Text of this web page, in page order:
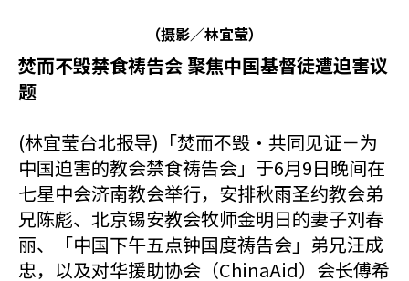
（摄影／林宜莹）
焚而不毁禁食祷告会 聚焦中国基督徒遭迫害议
题
(林宜莹台北报导)「焚而不毁・共同见证－为
中国迫害的教会禁食祷告会」于6月9日晚间在
七星中会济南教会举行，安排秋雨圣约教会弟
兄陈彪、北京锡安教会牧师金明日的妻子刘春
丽、「中国下午五点钟国度祷告会」弟兄汪成
忠，以及对华援助协会（ChinaAid）会长傅希